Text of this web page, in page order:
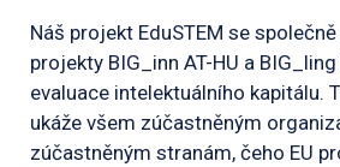
Náš projekt EduSTEM se
projekty BIG_inn AT-HU a
evaluace intelektuálního kapitálu.
ukáže všem zúčastněným
zúčastněným stranám, čeho EU